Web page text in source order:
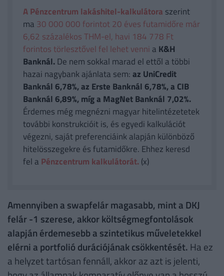
A Pénzcentrum lakáshitel-kalkulátora szerint
ma 30 000 000 forintot 20 éves futamidőre már
6,62 százalékos THM-el, havi 184 778 Ft
forintos törlesztővel fel lehet venni a K&H
Banknál.De nem sokkal marad el ettől a többi
hazai nagybank ajánlata sem:az UniCredit
Banknál 6,78%, az Erste Banknál 6,78%, a CIB
Banknál 6,89%, míg a MagNet Banknál 7,02%.
Érdemes még megnézni magyar hitelintézetetek
további konstrukcióit is, és egyedi kalkulációt
végezni, saját preferenciáink alapján különböző
hitelösszegekre és futamidőkre. Ehhez keresd
fel a Pénzcentrum kalkulátorát. (x)
Amennyiben a swapfelár magasabb, mint a DKJ
felár -1 szerese, akkor költségmegfontolások
alapján érdemesebb a szintetikus műveletekkel
elérni a portfolió durációjának csökkentését. Ha ez
a helyzet tartósan fennáll, akkor az azt is jelenti,